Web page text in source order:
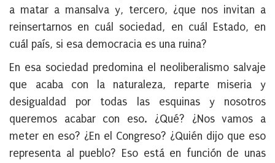
a matar a mansalva y, tercero, ¿que nos invitan a
reinsertarnos en cuál sociedad, en cuál Estado, en
cuál país, si esa democracia es una ruina?
En esa sociedad predomina el neoliberalismo salvaje
que acaba con la naturaleza, reparte miseria y
desigualdad por todas las esquinas y nosotros
queremos acabar con eso. ¿Qué? ¿Nos vamos a
meter en eso? ¿En el Congreso? ¿Quién dijo que eso
representa al pueblo? Eso está en función de unas